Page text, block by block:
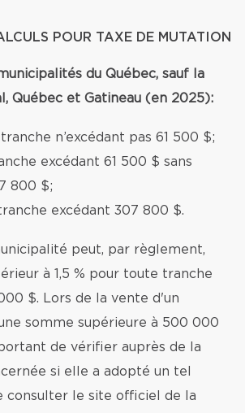
POUR TAXE DE MUTATION
du Québec, sauf la
Québec et Gatineau (en 2025):
n’excédant pas 61 500 $;
excédant 61 500 $ sans
800 $;
excédant 307 800 $.
peut, par règlement,
à 1,5 % pour toute tranche
$. Lors de la vente d'un
somme supérieure à 500 000
de vérifier auprès de la
si elle a adopté un tel
consulter le site officiel de la